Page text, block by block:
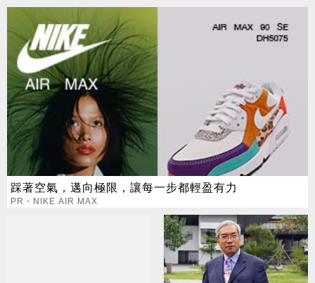
踩著空氣，邁向極限，讓每一步都輕盈有力
PR・NIKE AIR MAX